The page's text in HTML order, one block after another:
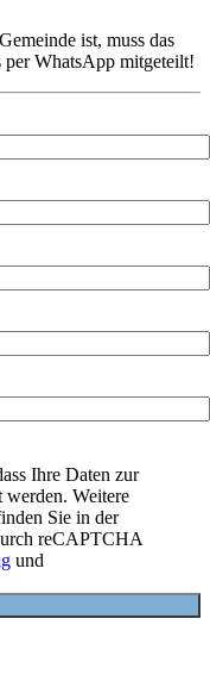
ist, muss das
per WhatsApp mitgeteilt!
Ihre Daten zur
werden. Weitere
Sie in der
reCAPTCHA
und